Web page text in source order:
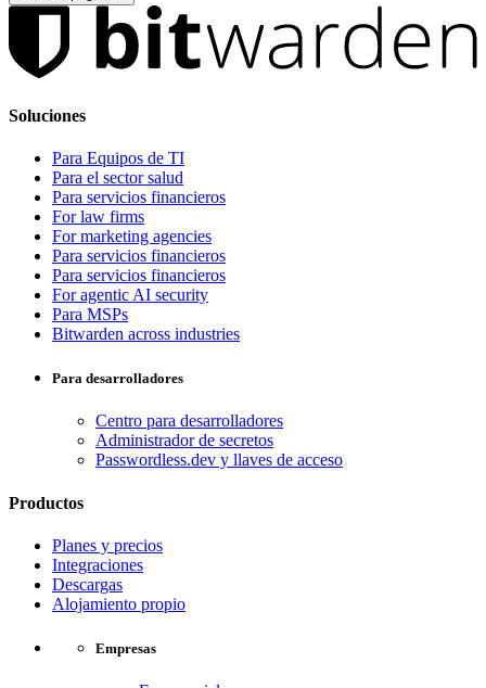
Soluciones
Para Equipos de TI
Para el sector salud
Para servicios financieros
For law firms
For marketing agencies
Para servicios financieros
Para servicios financieros
For agentic AI security
Para MSPs
Bitwarden across industries
Para desarrolladores
Centro para desarrolladores
Administrador de secretos
Passwordless.dev y llaves de acceso
Productos
Planes y precios
Integraciones
Descargas
Alojamiento propio
Empresas